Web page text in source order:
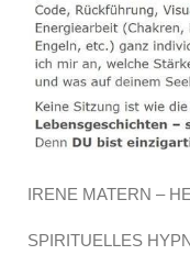
IRENE MATERN –
SPIRITUELLES